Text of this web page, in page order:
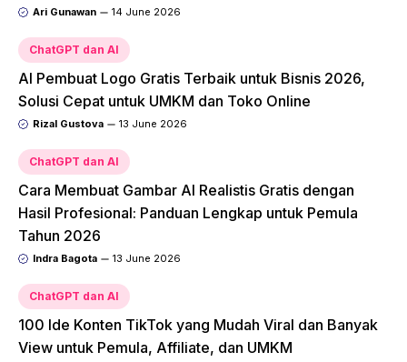
Ari Gunawan 14 June 2026
ChatGPT dan AI
AI Pembuat Logo Gratis Terbaik untuk Bisnis 2026,
Solusi Cepat untuk UMKM dan Toko Online
Rizal Gustova 13 June 2026
ChatGPT dan AI
Cara Membuat Gambar AI Realistis Gratis dengan
Hasil Profesional: Panduan Lengkap untuk Pemula
Tahun 2026
Indra Bagota 13 June 2026
ChatGPT dan AI
100 Ide Konten TikTok yang Mudah Viral dan Banyak
View untuk Pemula, Affiliate, dan UMKM